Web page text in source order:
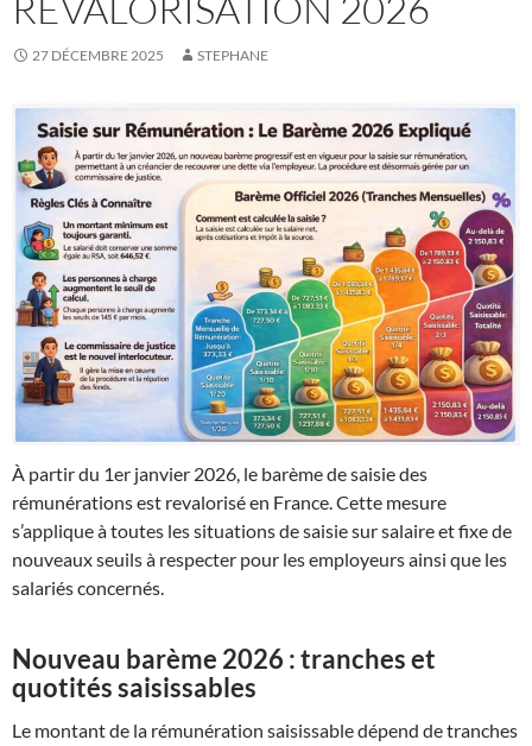
27 DÉCEMBRE 2025 STEPHANE
À partir du 1er janvier 2026, le barème de saisie des
rémunérations est revalorisé en France. Cette mesure
s’applique à toutes les situations de saisie sur salaire et fixe de
nouveaux seuils à respecter pour les employeurs ainsi que les
salariés concernés.
Nouveau barème 2026 : tranches et
quotités saisissables
Le montant de la rémunération saisissable dépend de tranches